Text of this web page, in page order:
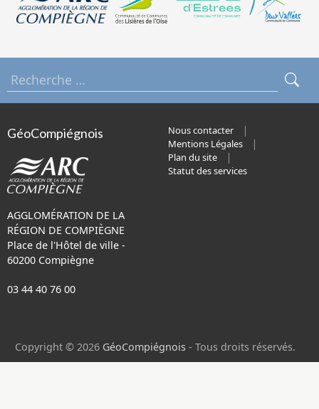
GéoCompiégnois
AGGLOMÉRATION DE LA
RÉGION DE COMPIÈGNE
Place de l'Hôtel de ville -
60200 Compiègne
03 44 40 76 00
Nous contacter
Mentions Légales
Plan du site
Statut des services
Copyright © 2026 GéoCompiégnois - Tous droits réservés.